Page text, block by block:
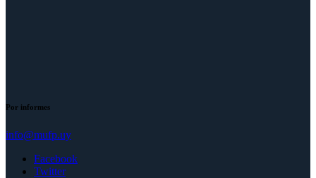
Por informes
info@mufp.uy
Facebook
Twitter